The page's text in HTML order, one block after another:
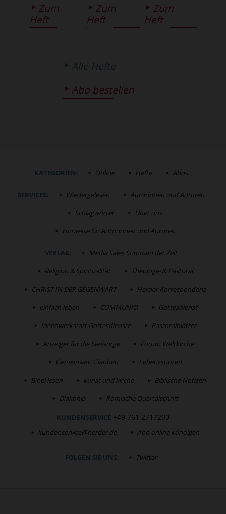
Zum
Heft
Zum
Heft
Zum
Heft
Alle Hefte
Abo bestellen
KATEGORIEN: Online Hefte Abos
SERVICES: Wiedergelesen
Autorinnen und Autoren
Schlagwörter
Über uns
Hinweise für Autorinnen und Autoren
VERLAG:
Media Sales Stimmen der Zeit
Religion & Spiritualität
Theologie & Pastoral
CHRIST IN DER GEGENWART
Herder Korrespondenz
einfach leben
COMMUNIO
Gottesdienst
Ideenwerkstatt Gottesdienste
Pastoralblätter
Anzeiger für die Seelsorge
Forum Weltkirche
Gemeinsam Glauben
Lebensspuren
Bibel lesen
kunst und kirche
Biblische Notizen
Diakonia
Römische Quartalschrift
KUNDENSERVICE +49 761 2717200
kundenservice@herder.de Abo online kündigen
FOLGEN SIE UNS: Twitter